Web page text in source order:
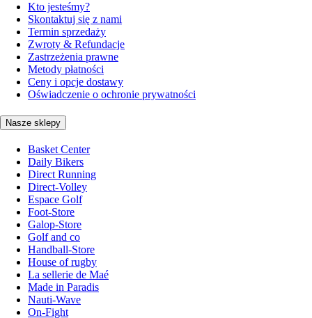
Kto jesteśmy?
Skontaktuj się z nami
Termin sprzedaży
Zwroty & Refundacje
Zastrzeżenia prawne
Metody płatności
Ceny i opcje dostawy
Oświadczenie o ochronie prywatności
Nasze sklepy
Basket Center
Daily Bikers
Direct Running
Direct-Volley
Espace Golf
Foot-Store
Galop-Store
Golf and co
Handball-Store
House of rugby
La sellerie de Maé
Made in Paradis
Nauti-Wave
On-Fight